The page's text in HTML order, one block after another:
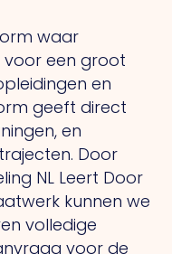
waar
voor een groot
en
geeft direct
en
Door
NL Leert Door
kunnen we
volledige
voor de